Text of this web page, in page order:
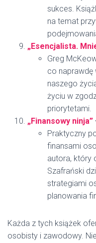
sukces.
na temat
„Esencjalista.
Greg
co naprawdę
naszego
życiu w
priorytetami.
„Finansowy ninja”
Praktyczny
finansami
autora, który
Szafrański
strategiami
planowania
Każda z tych książek
osobisty i zawodowy.